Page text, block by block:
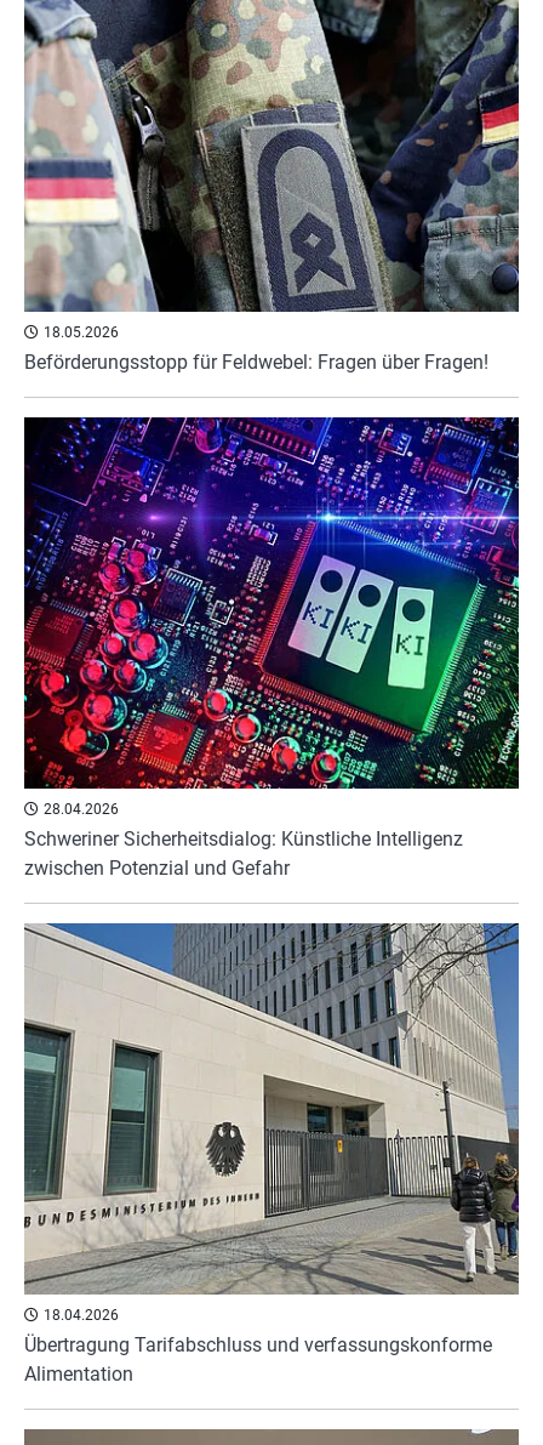
18.05.2026
Beförderungsstopp für Feldwebel: Fragen über Fragen!
28.04.2026
Schweriner Sicherheitsdialog: Künstliche Intelligenz
zwischen Potenzial und Gefahr
18.04.2026
Übertragung Tarifabschluss und verfassungskonforme
Alimentation